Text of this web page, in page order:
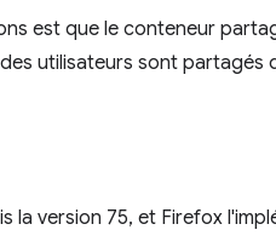
est que le conteneur
utilisateurs sont partagés
version 75, et Firefox